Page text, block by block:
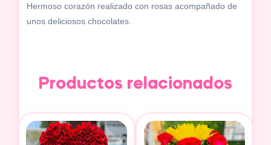
Hermoso corazón realizado con rosas acompañado de
unos deliciosos chocolates.
Productos relacionados